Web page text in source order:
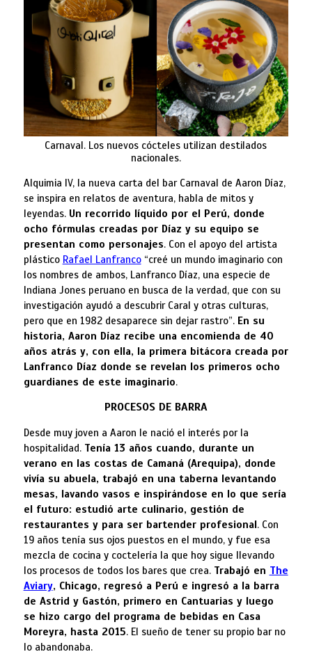
Carnaval. Los nuevos cócteles utilizan destilados
nacionales.
Alquimia IV, la nueva carta del bar Carnaval de Aaron Díaz,
se inspira en relatos de aventura, habla de mitos y
leyendas. Un recorrido líquido por el Perú, donde
ocho fórmulas creadas por Díaz y su equipo se
presentan como personajes. Con el apoyo del artista
plástico Rafael Lanfranco“creé un mundo imaginario con
los nombres de ambos, Lanfranco Díaz, una especie de
Indiana Jones peruano en busca de la verdad, que con su
investigación ayudó a descubrir Caral y otras culturas,
pero que en 1982 desaparece sin dejar rastro”. En su
historia, Aaron Díaz recibe una encomienda de 40
años atrás y, con ella, la primera bitácora creada por
Lanfranco Díaz donde se revelan los primeros ocho
guardianes de este imaginario.
PROCESOS DE BARRA
Desde muy joven a Aaron le nació el interés por la
hospitalidad. Tenía 13 años cuando, durante un
verano en las costas de Camaná (Arequipa), donde
vivía su abuela, trabajó en una taberna levantando
mesas, lavando vasos e inspirándose en lo que sería
el futuro: estudió arte culinario, gestión de
restaurantes y para ser bartender profesional. Con
19 años tenía sus ojos puestos en el mundo, y fue esa
mezcla de cocina y coctelería la que hoy sigue llevando
los procesos de todos los bares que crea. Trabajó en The
Aviary, Chicago, regresó a Perú e ingresó a la barra
de Astrid y Gastón, primero en Cantuarias y luego
se hizo cargo del programa de bebidas en Casa
Moreyra, hasta 2015. El sueño de tener su propio bar no
lo abandonaba.